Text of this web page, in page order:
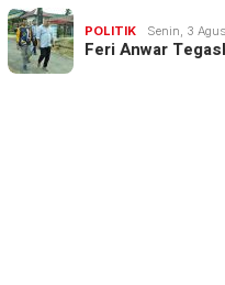
POLITIK Senin, 3
Feri Anwar